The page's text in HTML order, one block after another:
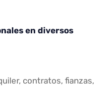
en diversos
contratos, fianzas,